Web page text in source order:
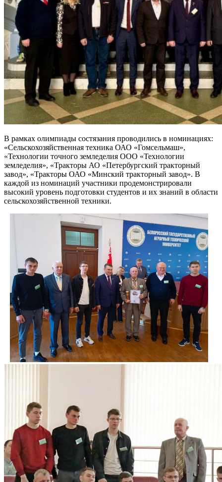
В рамках олимпиады состязания проводились в номинациях:
«Сельскохозяйственная техника ОАО «Гомсельмаш»,
«Технологии точного земледелия ООО «Технологии
земледелия», «Тракторы АО «Петербургский тракторный
завод», «Тракторы ОАО «Минский тракторный завод». В
каждой из номинаций участники продемонстрировали
высокий уровень подготовки студентов и их знаний в области
сельскохозяйственной техники.